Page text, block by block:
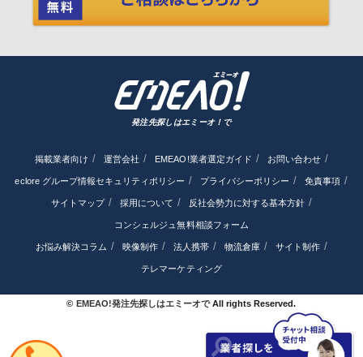
発注先探しはエミーオ！で
掲載業者向け 運営会社 EMEAO!業者選定ガイド お問い合わせ
eclore グループ情報セキュリティポリシー プライバシーポリシー 免責事項
サイトマップ 採用について 反社会勢力に対する基本方針
コンシェルジュ無料相談フォーム
お悩み解決コラム 映像制作 法人携帯 物流倉庫 サイト制作
テレマーケティング
© EMEAO!発注先探しはエミーオでAll rights Reserved.